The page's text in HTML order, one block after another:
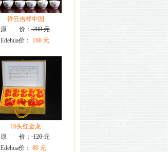
祥云吉祥中国
原 价：208 元
Edehua价：
168 元
16头红金龙
原 价：120 元
Edehua价： 80 元